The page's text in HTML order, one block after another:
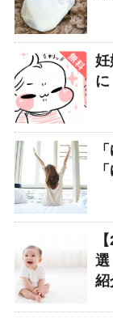
妊
に
選
紹